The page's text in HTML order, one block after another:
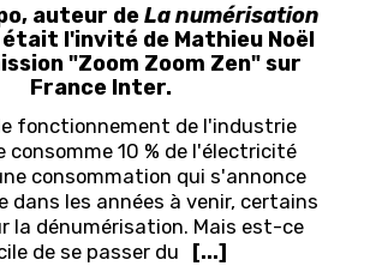
auteur deLa numérisation
était l'invité de Mathieu Noël
"Zoom Zoom Zen" sur
France Inter.
fonctionnement de l'industrie
consomme 10 % de l'électricité
consommation qui s'annonce
dans les années à venir, certains
la dénumérisation. Mais est-ce
de se passer du
[...]